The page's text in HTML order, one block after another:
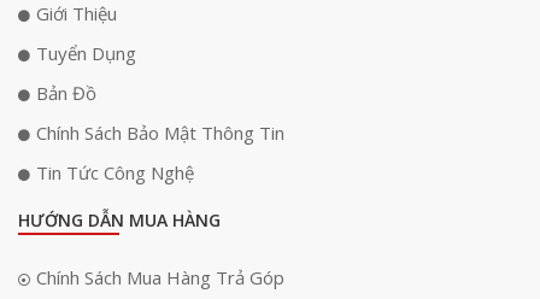
Thiết kế gọn nhẹ và dễ lắp đặt
Bộ nhận tín hiệu Shure UA844SWB có thiết kế gọn nhẹ, dễ lắp đặt và sử
định hoặc di động, dễ dàng tích hợp trong các sự kiện trực tiếp, hội nghị,
và phòng thu.
Giới Thiệu
Tuyển Dụng
Bản Đồ
Chính Sách Bảo Mật Thông Tin
Tin Tức Công Nghệ
HƯỚNG DẪN MUA HÀNG
Chính Sách Mua Hàng Trả Góp